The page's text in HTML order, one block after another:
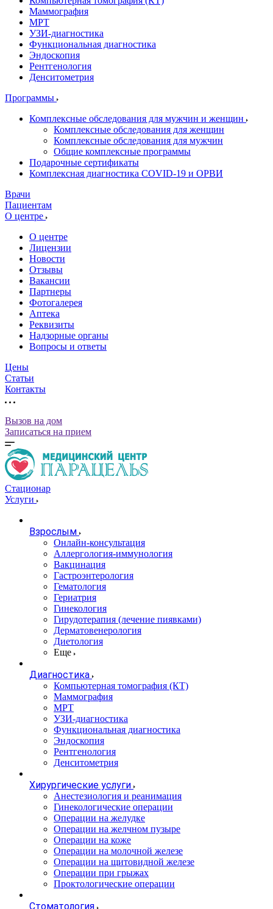
Маммография
МРТ
УЗИ-диагностика
Функциональная диагностика
Эндоскопия
Рентгенология
Денситометрия
Программы
Комплексные обследования для мужчин и женщин
Комплексные обследования для женщин
Комплексные обследования для мужчин
Общие комплексные программы
Подарочные сертификаты
Комплексная диагностика COVID-19 и ОРВИ
Врачи
Пациентам
О центре
О центре
Лицензии
Новости
Отзывы
Вакансии
Партнеры
Фотогалерея
Аптека
Реквизиты
Надзорные органы
Вопросы и ответы
Цены
Статьи
Контакты
Вызов на дом
Записаться на прием
Стационар
Услуги
Взрослым
Онлайн-консультация
Аллергология-иммунология
Вакцинация
Гастроэнтерология
Гематология
Гериатрия
Гинекология
Гирудотерапия (лечение пиявками)
Дерматовенерология
Диетология
Еще
Диагностика
Компьютерная томография (КТ)
Маммография
МРТ
УЗИ-диагностика
Функциональная диагностика
Эндоскопия
Рентгенология
Денситометрия
Хирургические услуги
Анестезиология и реанимация
Гинекологические операции
Операции на желудке
Операции на желчном пузыре
Операции на коже
Операции на молочной железе
Операции на щитовидной железе
Операции при грыжах
Проктологические операции
Стоматология